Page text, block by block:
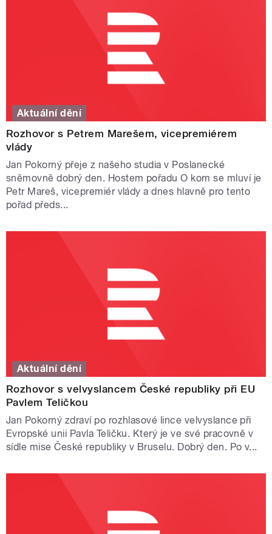
Aktuální dění
Rozhovor s Petrem Marešem, vicepremiérem
vlády
Jan Pokorný přeje z našeho studia v Poslanecké
sněmovně dobrý den. Hostem pořadu O kom se mluví je
Petr Mareš, vicepremiér vlády a dnes hlavně pro tento
pořad předs...
Aktuální dění
Rozhovor s velvyslancem České republiky při EU
Pavlem Teličkou
Jan Pokorný zdraví po rozhlasové lince velvyslance při
Evropské unii Pavla Teličku. Který je ve své pracovně v
sídle mise České republiky v Bruselu. Dobrý den. Po v...